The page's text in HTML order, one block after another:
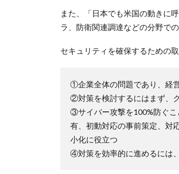
また、「日本でも米国の動きに
ラ、防衛関連調達などの分野で
セキュリティを確保するための
①企業全体の問題であり、経
②対策を検討するにはまず、
③サイバー攻撃を100%防ぐこ
有、初動対応の事前策定、対
小化に役立つ
④対策を効率的に進めるには